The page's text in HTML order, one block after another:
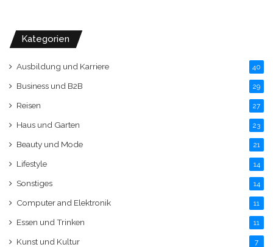
Kategorien
Ausbildung und Karriere 40
Business und B2B 29
Reisen 27
Haus und Garten 23
Beauty und Mode 21
Lifestyle 14
Sonstiges 14
Computer and Elektronik 11
Essen und Trinken 11
Kunst und Kultur 7